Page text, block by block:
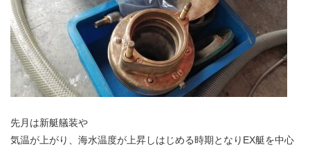
先月は新艇艤装や
気温が上がり、海水温度が上昇しはじめる時期となりEX艇を中心